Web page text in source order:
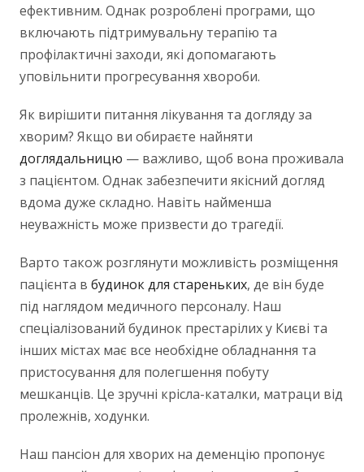
ефективним. Однак розроблені програми, що
включають підтримувальну терапію та
профілактичні заходи, які допомагають
уповільнити прогресування хвороби.
Як вирішити питання лікування та догляду за
хворим? Якщо ви обираєте найняти
доглядальницю — важливо, щоб вона проживала
з пацієнтом. Однак забезпечити якісний догляд
вдома дуже складно. Навіть найменша
неуважність може призвести до трагедії.
Варто також розглянути можливість розміщення
пацієнта в будинок для стареньких, де він буде
під наглядом медичного персоналу. Наш
спеціалізований будинок престарілих у Києві та
інших містах має все необхідне обладнання та
пристосування для полегшення побуту
мешканців. Це зручні крісла-каталки, матраци від
пролежнів, ходунки.
Наш пансіон для хворих на деменцію пропонує